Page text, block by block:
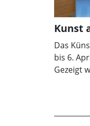
Kunst
Das
bis 6.
Gezeigt